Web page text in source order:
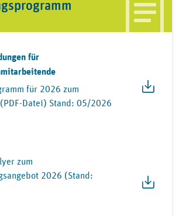
für
für 2026 zum
Datei) Stand: 05/2026
zum
2026 (Stand: